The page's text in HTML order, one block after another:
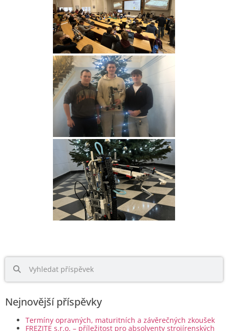
Nejnovější příspěvky
Termíny opravných, maturitních a závěrečných zkoušek
FREZITE s.r.o. – příležitost pro absolventy strojírenských